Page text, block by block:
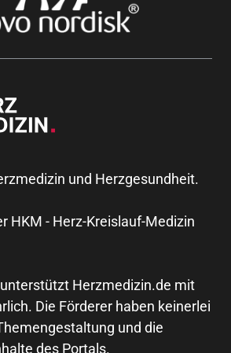
und Herzgesundheit.
HKM - Herz-Kreislauf-Medizin
Herzmedizin.de mit
Die Förderer haben keinerlei
und die
des Portals.